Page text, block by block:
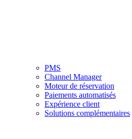
PMS
Channel Manager
Moteur de réservation
Paiements automatisés
Expérience client
Solutions complémentaires